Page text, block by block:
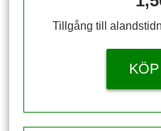
Tillgång till